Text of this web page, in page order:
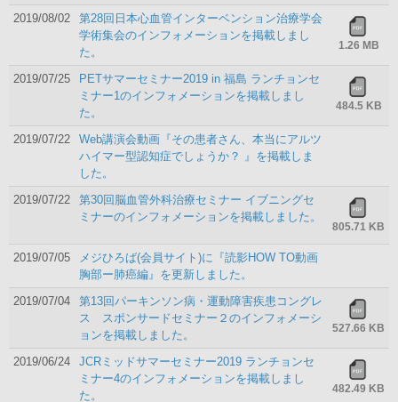
2019/08/02
第28回日本心血管インターベンション治療学会
学術集会のインフォメーションを掲載しまし
た。
1.26 MB
2019/07/25
PETサマーセミナー2019 in 福島 ランチョンセ
ミナー1のインフォメーションを掲載しまし
た。
484.5 KB
2019/07/22
Web講演会動画『その患者さん、本当にアルツ
ハイマー型認知症でしょうか？ 』を掲載しま
した。
2019/07/22
第30回脳血管外科治療セミナー イブニングセ
ミナーのインフォメーションを掲載しました。
805.71 KB
2019/07/05
メジひろば(会員サイト)に『読影HOW TO動画
胸部ー肺癌編』を更新しました。
2019/07/04
第13回パーキンソン病・運動障害疾患コングレ
ス スポンサードセミナー２のインフォメーシ
ョンを掲載しました。
527.66 KB
2019/06/24
JCRミッドサマーセミナー2019 ランチョンセ
ミナー4のインフォメーションを掲載しまし
た。
482.49 KB